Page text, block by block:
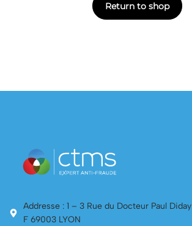
Return to shop
Addresse : 1 – 3 Rue du Docteur Paul Diday
F 69003 LYON